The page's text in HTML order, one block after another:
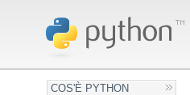
COS'È PYTHON